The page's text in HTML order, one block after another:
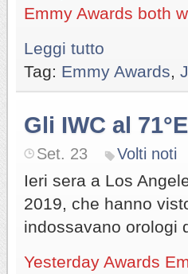
Emmy Awards both
Leggi tutto
Tag: Emmy Awards
Gli IWC al
Set. 23 Volti noti
Ieri sera a Los
2019, che hanno
indossavano orologi
Yesterday Awards